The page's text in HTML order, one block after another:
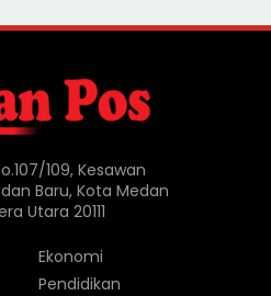
109, Kesawan
Baru, Kota Medan
Utara 20111
Ekonomi
Pendidikan